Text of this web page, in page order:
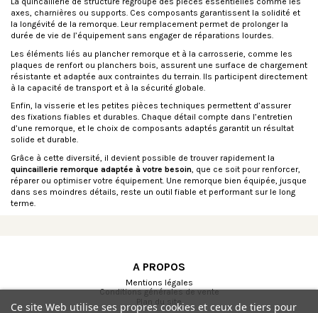
axes, charnières ou supports. Ces composants garantissent la solidité et
la longévité de la remorque. Leur remplacement permet de prolonger la
durée de vie de l’équipement sans engager de réparations lourdes.
Les éléments liés au plancher remorque et à la carrosserie, comme les
plaques de renfort ou planchers bois, assurent une surface de chargement
résistante et adaptée aux contraintes du terrain. Ils participent directement
à la capacité de transport et à la sécurité globale.
Enfin, la visserie et les petites pièces techniques permettent d’assurer
des fixations fiables et durables. Chaque détail compte dans l’entretien
d’une remorque, et le choix de composants adaptés garantit un résultat
solide et durable.
Grâce à cette diversité, il devient possible de trouver rapidement la
quincaillerie remorque adaptée à votre besoin, que ce soit pour renforcer,
réparer ou optimiser votre équipement. Une remorque bien équipée, jusque
dans ses moindres détails, reste un outil fiable et performant sur le long
terme.
A PROPOS
Mentions légales
Conditions générales de vente
Plan du site
Ce site Web utilise ses propres cookies et ceux de tiers pour